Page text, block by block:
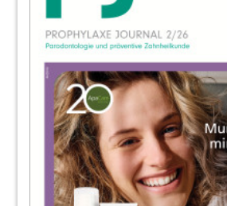
40News
Redaktion
Veranstaltungstipps/
Redaktion
Prävention bei vulnerablen
April 2023 in Mainz